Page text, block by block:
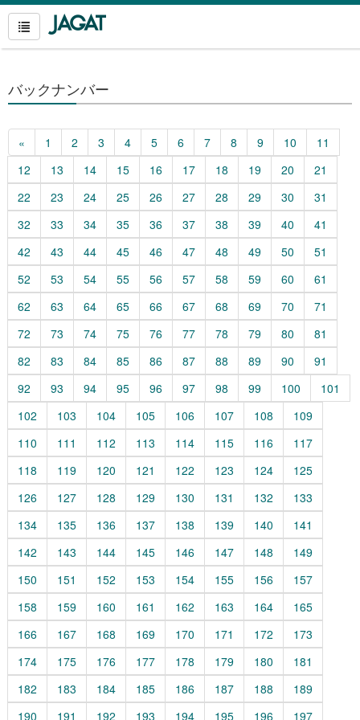
バックナンバー
« 1 2 3 4 5 6 7 8 9 10
11
12
13 14 15 16 17 18 19 20
21
22
23 24 25 26 27 28 29 30
31
32
33 34 35 36 37 38 39 40
41
42
43 44 45 46 47 48 49 50
51
52
53 54 55 56 57 58 59 60
61
62
63 64 65 66 67 68 69 70
71
72
73 74 75 76 77 78 79 80
81
82
83 84 85 86 87 88 89 90
91
92
93 94 95 96 97 98 99 100
101
102
103 104 105 106 107 108
109
110
111 112 113 114 115 116
117
118
119 120 121 122 123 124
125
126
127 128 129 130 131 132
133
134
135 136 137 138 139 140
141
142
143 144 145 146 147 148
149
150
151 152 153 154 155 156
157
158
159 160 161 162 163 164
165
166
167 168 169 170 171 172
173
174
175 176 177 178 179 180
181
182
183 184 185 186 187 188
189
190
191 192 193 194 195 196 197